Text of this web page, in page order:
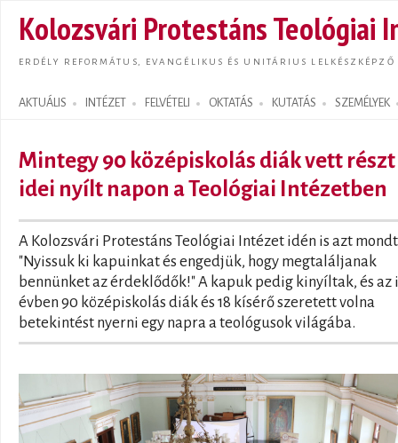
Kolozsvári Protestáns Teológiai
ERDÉLY REFORMÁTUS, EVANGÉLIKUS ÉS UNITÁRIUS LELKÉSZKÉPZŐ
AKTUÁLIS INTÉZET FELVÉTELI OKTATÁS KUTATÁS SZEMÉLYEK
Search form
Mintegy 90 középiskolás diák vett részt
idei nyílt napon a Teológiai Intézetben
A Kolozsvári Protestáns Teológiai Intézet idén is azt
"Nyissuk ki kapuinkat és engedjük, hogy megtaláljanak
bennünket az érdeklődők!" A kapuk pedig kinyíltak, és az
évben 90 középiskolás diák és 18 kísérő szeretett volna
betekintést nyerni egy napra a teológusok világába.